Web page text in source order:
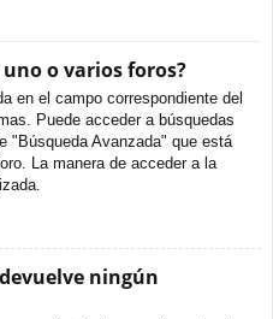
uno o varios foros?
en el campo correspondiente del
Puede acceder a búsquedas
"Búsqueda Avanzada" que está
La manera de acceder a la
ningún